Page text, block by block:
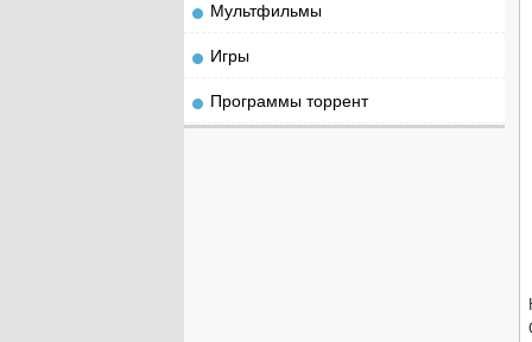
Мультфильмы
Игры
Программы торрент